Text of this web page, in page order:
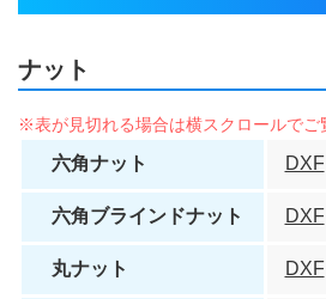
ナット
六角ナット DXF
六角ブラインドナット DXF
丸ナット DXF